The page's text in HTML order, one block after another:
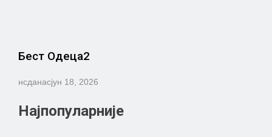
Бест Одеца2
нсданасјун 18, 2026
Најпопуларније